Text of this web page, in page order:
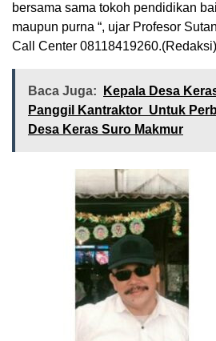
bersama sama tokoh pendidikan
maupun purna “, ujar Profesor
Call Center 08118419260.(Redaksi)
Baca Juga:
Kepala Desa
Panggil Kantraktor Untuk
Desa Keras Suro Makmur